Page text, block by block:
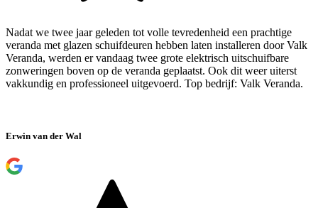
Nadat we twee jaar geleden tot volle tevredenheid een prachtige
veranda met glazen schuifdeuren hebben laten installeren door Valk
Veranda, werden er vandaag twee grote elektrisch uitschuifbare
zonweringen boven op de veranda geplaatst. Ook dit weer uiterst
vakkundig en professioneel uitgevoerd. Top bedrijf: Valk Veranda.
Erwin van der Wal